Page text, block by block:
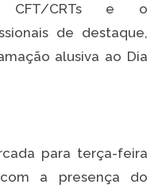
CFT/CRTs e o
de destaque,
alusiva ao Dia
para terça-feira
a presença do